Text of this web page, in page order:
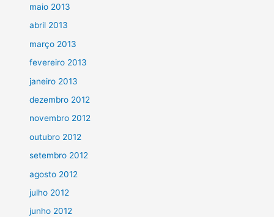
maio 2013
abril 2013
março 2013
fevereiro 2013
janeiro 2013
dezembro 2012
novembro 2012
outubro 2012
setembro 2012
agosto 2012
julho 2012
junho 2012